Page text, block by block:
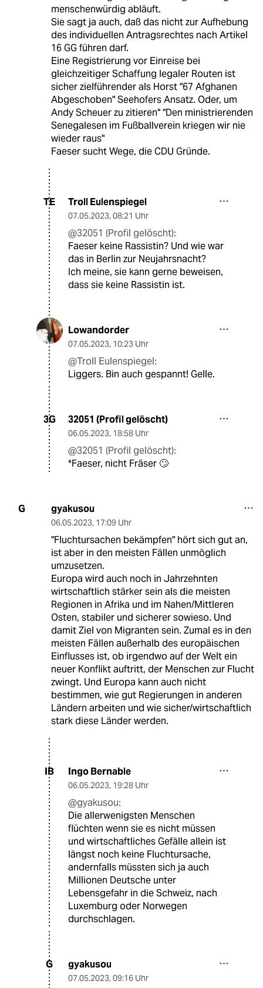
menschenwürdig abläuft.
Sie sagt ja auch, daß das nicht zur Aufhebung
des individuellen Antragsrechtes nach Artikel
16 GG führen darf.
Eine Registrierung vor Einreise bei
gleichzeitiger Schaffung legaler Routen ist
sicher zielführender als Horst "67 Afghanen
Abgeschoben" Seehofers Ansatz. Oder, um
Andy Scheuer zu zitieren" "Den ministrierenden
Senegalesen im Fußballverein kriegen wir nie
wieder raus"
Faeser sucht Wege, die CDU Gründe.
TE Troll Eulenspiegel
07.05.2023, 08:21 Uhr
@32051 (Profil gelöscht):
Faeser keine Rassistin? Und wie war
das in Berlin zur Neujahrsnacht?
Ich meine, sie kann gerne beweisen,
dass sie keine Rassistin ist.
Lowandorder
07.05.2023, 10:23 Uhr
@Troll Eulenspiegel:
Liggers. Bin auch gespannt! Gelle.
3G 32051 (Profil gelöscht)
06.05.2023, 18:58 Uhr
@32051 (Profil gelöscht):
*Faeser, nicht Fräser 🙄
G gyakusou
06.05.2023, 17:09 Uhr
"Fluchtursachen bekämpfen" hört sich gut an,
ist aber in den meisten Fällen unmöglich
umzusetzen.
Europa wird auch noch in Jahrzehnten
wirtschaftlich stärker sein als die meisten
Regionen in Afrika und im Nahen/Mittleren
Osten, stabiler und sicherer sowieso. Und
damit Ziel von Migranten sein. Zumal es in den
meisten Fällen außerhalb des europäischen
Einflusses ist, ob irgendwo auf der Welt ein
neuer Konflikt auftritt, der Menschen zur Flucht
zwingt. Und Europa kann auch nicht
bestimmen, wie gut Regierungen in anderen
Ländern arbeiten und wie sicher/wirtschaftlich
stark diese Länder werden.
IB Ingo Bernable
06.05.2023, 19:28 Uhr
@gyakusou:
Die allerwenigsten Menschen
flüchten wenn sie es nicht müssen
und wirtschaftliches Gefälle allein ist
längst noch keine Fluchtursache,
andernfalls müssten sich ja auch
Millionen Deutsche unter
Lebensgefahr in die Schweiz, nach
Luxemburg oder Norwegen
durchschlagen.
G gyakusou
07.05.2023, 09:16 Uhr